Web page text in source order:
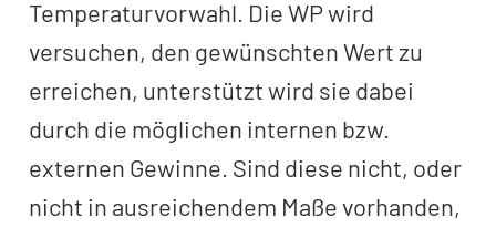
Temperaturvorwahl. Die WP wird
versuchen, den gewünschten Wert zu
erreichen, unterstützt wird sie dabei
durch die möglichen internen bzw.
externen Gewinne. Sind diese nicht, oder
nicht in ausreichendem Maße vorhanden,